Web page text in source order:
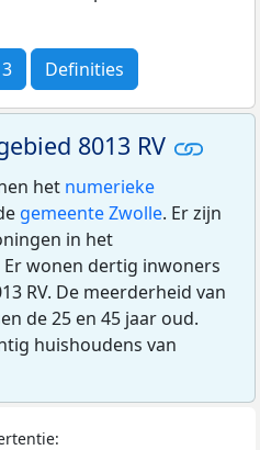
Definities
8013 RV
het numerieke
gemeente Zwolle. Er zijn
in het
Er wonen dertig inwoners
RV. De meerderheid van
de 25 en 45 jaar oud.
huishoudens van